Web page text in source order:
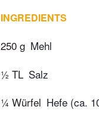
INGREDIENTS
250 g Mehl
½ TL Salz
¼ Würfel Hefe (ca.